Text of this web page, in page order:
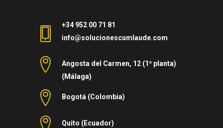
+34 952 00 71 81
info@solucionescumlaude.com
Angosta del Carmen, 12 (1ª planta)
(Málaga)
Bogotá (Colombia)
Quito (Ecuador)